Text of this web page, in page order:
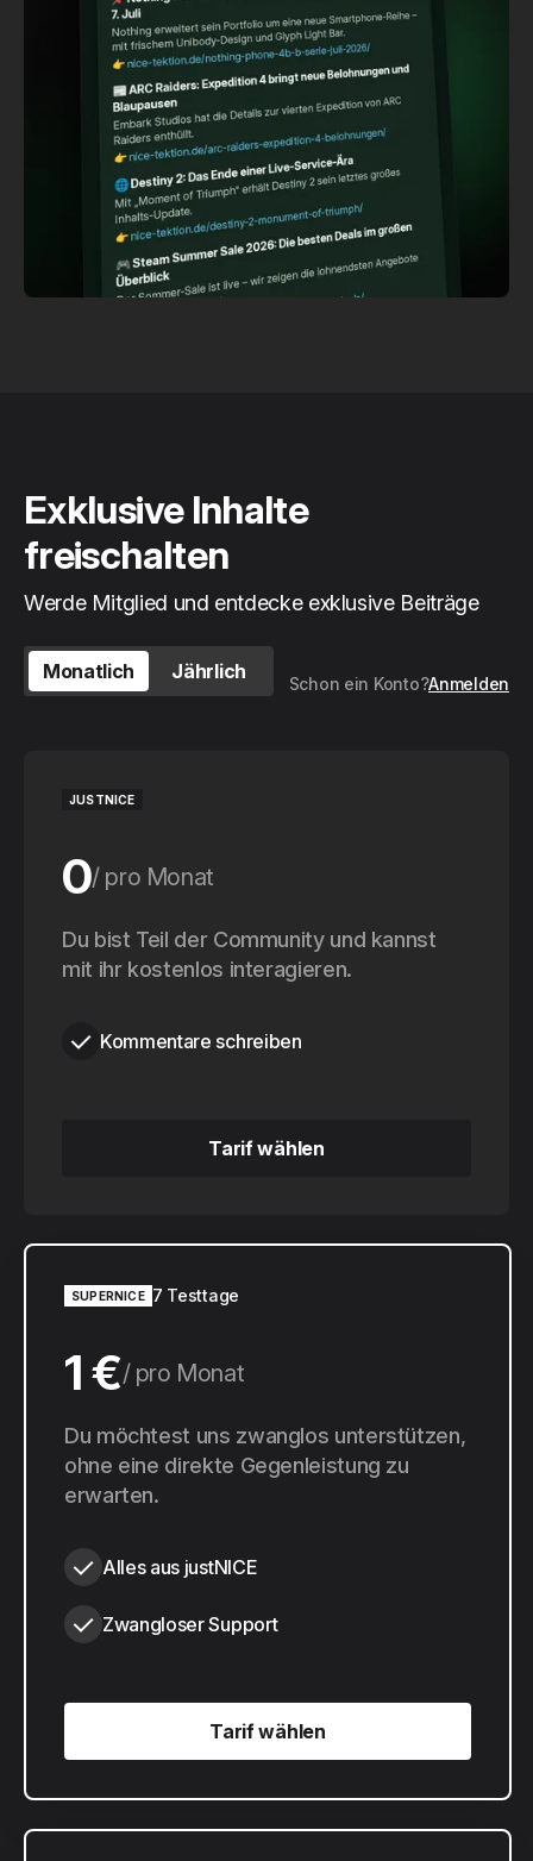
Exklusive Inhalte
freischalten
Werde Mitglied und entdecke exklusive Beiträge
Monatlich Jährlich
Schon ein Konto?Anmelden
JUSTNICE
0 pro Monat
0 pro Jahr
Du bist Teil der Community und kannst
mit ihr kostenlos interagieren.
Kommentare schreiben
Tarif wählen
SUPERNICE 7 Testtage
1 € pro Monat
10 € pro Jahr
Du möchtest uns zwanglos unterstützen,
ohne eine direkte Gegenleistung zu
erwarten.
Alles aus justNICE
Zwangloser Support
Tarif wählen
Tarif wählen